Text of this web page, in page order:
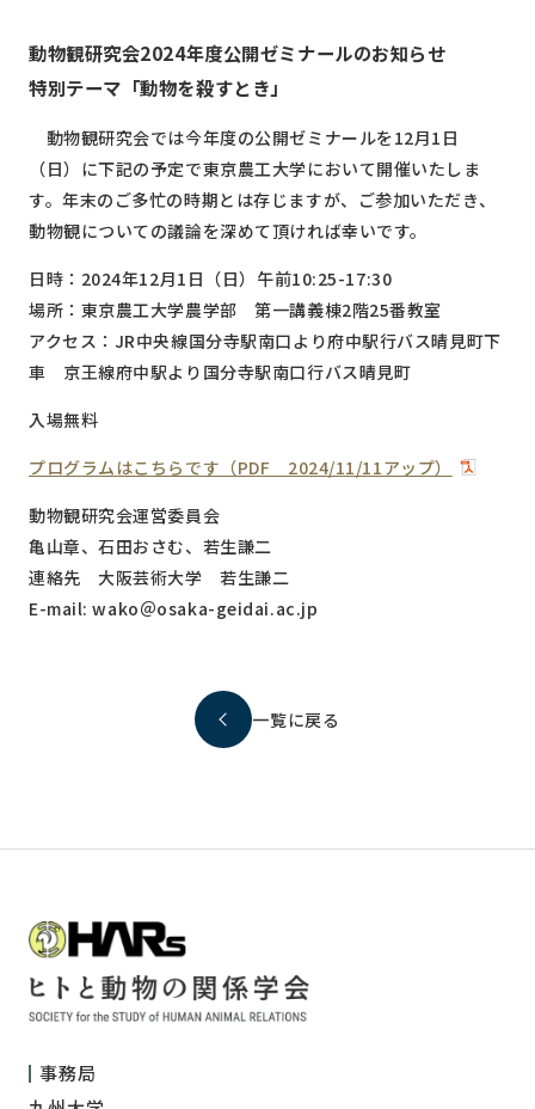
動物観研究会2024年度公開ゼミナールのお知らせ
特別テーマ「動物を殺すとき」
動物観研究会では今年度の公開ゼミナールを12月1日
（日）に下記の予定で東京農工大学において開催いたしま
す。年末のご多忙の時期とは存じますが、ご参加いただき、
動物観についての議論を深めて頂ければ幸いです。
日時：2024年12月1日（日）午前10:25-17:30
場所：東京農工大学農学部 第一講義棟2階25番教室
アクセス： JR中央線国分寺駅南口より府中駅行バス晴見町下
車 京王線府中駅より国分寺駅南口行バス晴見町
入場無料
プログラムはこちらです（PDF 2024/11/11アップ）
動物観研究会運営委員会
亀山章、石田おさむ、若生謙二
連絡先 大阪芸術大学 若生謙二
E-mail: wako＠osaka-geidai.ac.jp
一覧に戻る
事務局